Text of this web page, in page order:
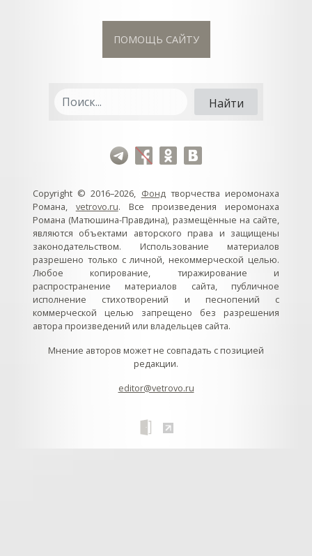
ПОМОЩЬ САЙТУ
Copyright © 2016–2026, Фондтворчества иеромонаха
Романа, vetrovo.ru. Все произведения иеромонаха
Романа (Матюшина-Правдина), размещённые на сайте,
являются объектами авторского права и защищены
законодательством. Использование материалов
разрешено только с личной, некоммерческой целью.
Любое копирование, тиражирование и
распространение материалов сайта, публичное
исполнение стихотворений и песнопений с
коммерческой целью запрещено без разрешения
автора произведений или владельцев сайта.
Мнение авторов может не совпадать с позицией
редакции.
editor@vetrovo.ru